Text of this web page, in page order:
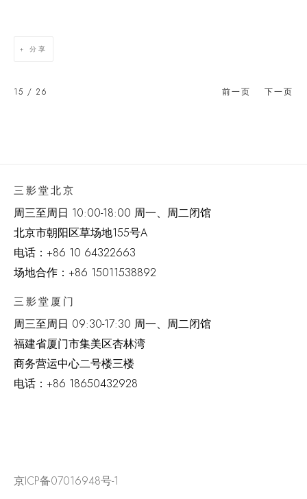
分享
前一页 下一页
15 / 26
三影堂北京
周三至周日 10:00-18:00 周一、周二闭馆
北京市朝阳区草场地155号A
电话： +86 10 64322663
场地合作：+86 15011538892
三影堂厦门
周三至周日 09:30-17:30 周一、周二闭馆
福建省厦门市集美区杏林湾
商务营运中心二号楼三楼
电话： +86 18650432928
京ICP备07016948号-1